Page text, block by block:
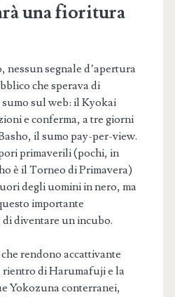
una fioritura
nessun segnale d’apertura
che sperava di
sul web: il Kyokai
e conferma, a tre giorni
il sumo pay-per-view.
primaverili (pochi, in
è il Torneo di Primavera)
degli uomini in nero, ma
importante
diventare un incubo.
rendono accattivante
rientro di Harumafuji e la
Yokozuna conterranei,